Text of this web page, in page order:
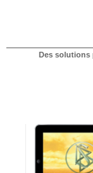
Des solutions